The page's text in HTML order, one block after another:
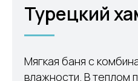
Турецкий
Мягкая баня с
влажности. В теплом